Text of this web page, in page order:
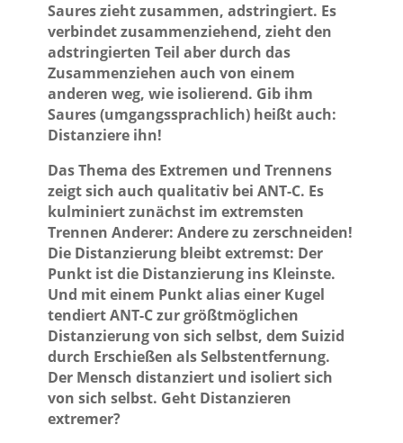
Saures zieht zusammen, adstringiert. Es
verbindet zusammenziehend, zieht den
adstringierten Teil aber durch das
Zusammenziehen auch von einem
anderen weg, wie isolierend. Gib ihm
Saures (umgangssprachlich) heißt auch:
Distanziere ihn!
Das Thema des Extremen und Trennens
zeigt sich auch qualitativ bei ANT-C. Es
kulminiert zunächst im extremsten
Trennen Anderer: Andere zu zerschneiden!
Die Distanzierung bleibt extremst: Der
Punkt ist die Distanzierung ins Kleinste.
Und mit einem Punkt alias einer Kugel
tendiert ANT-C zur größtmöglichen
Distanzierung von sich selbst, dem Suizid
durch Erschießen als Selbstentfernung.
Der Mensch distanziert und isoliert sich
von sich selbst. Geht Distanzieren
extremer?